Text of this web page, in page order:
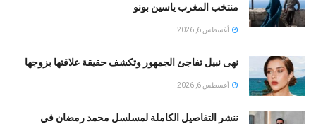
منتخب المغرب ياسين بونو ‏
أغسطس 6, 2026
نهى نبيل تفاجئ الجمهور وتكشف حقيقة علاقتها بزوجها
أغسطس 6, 2026
ننشر التفاصيل الكاملة لمسلسل محمد رمضان في